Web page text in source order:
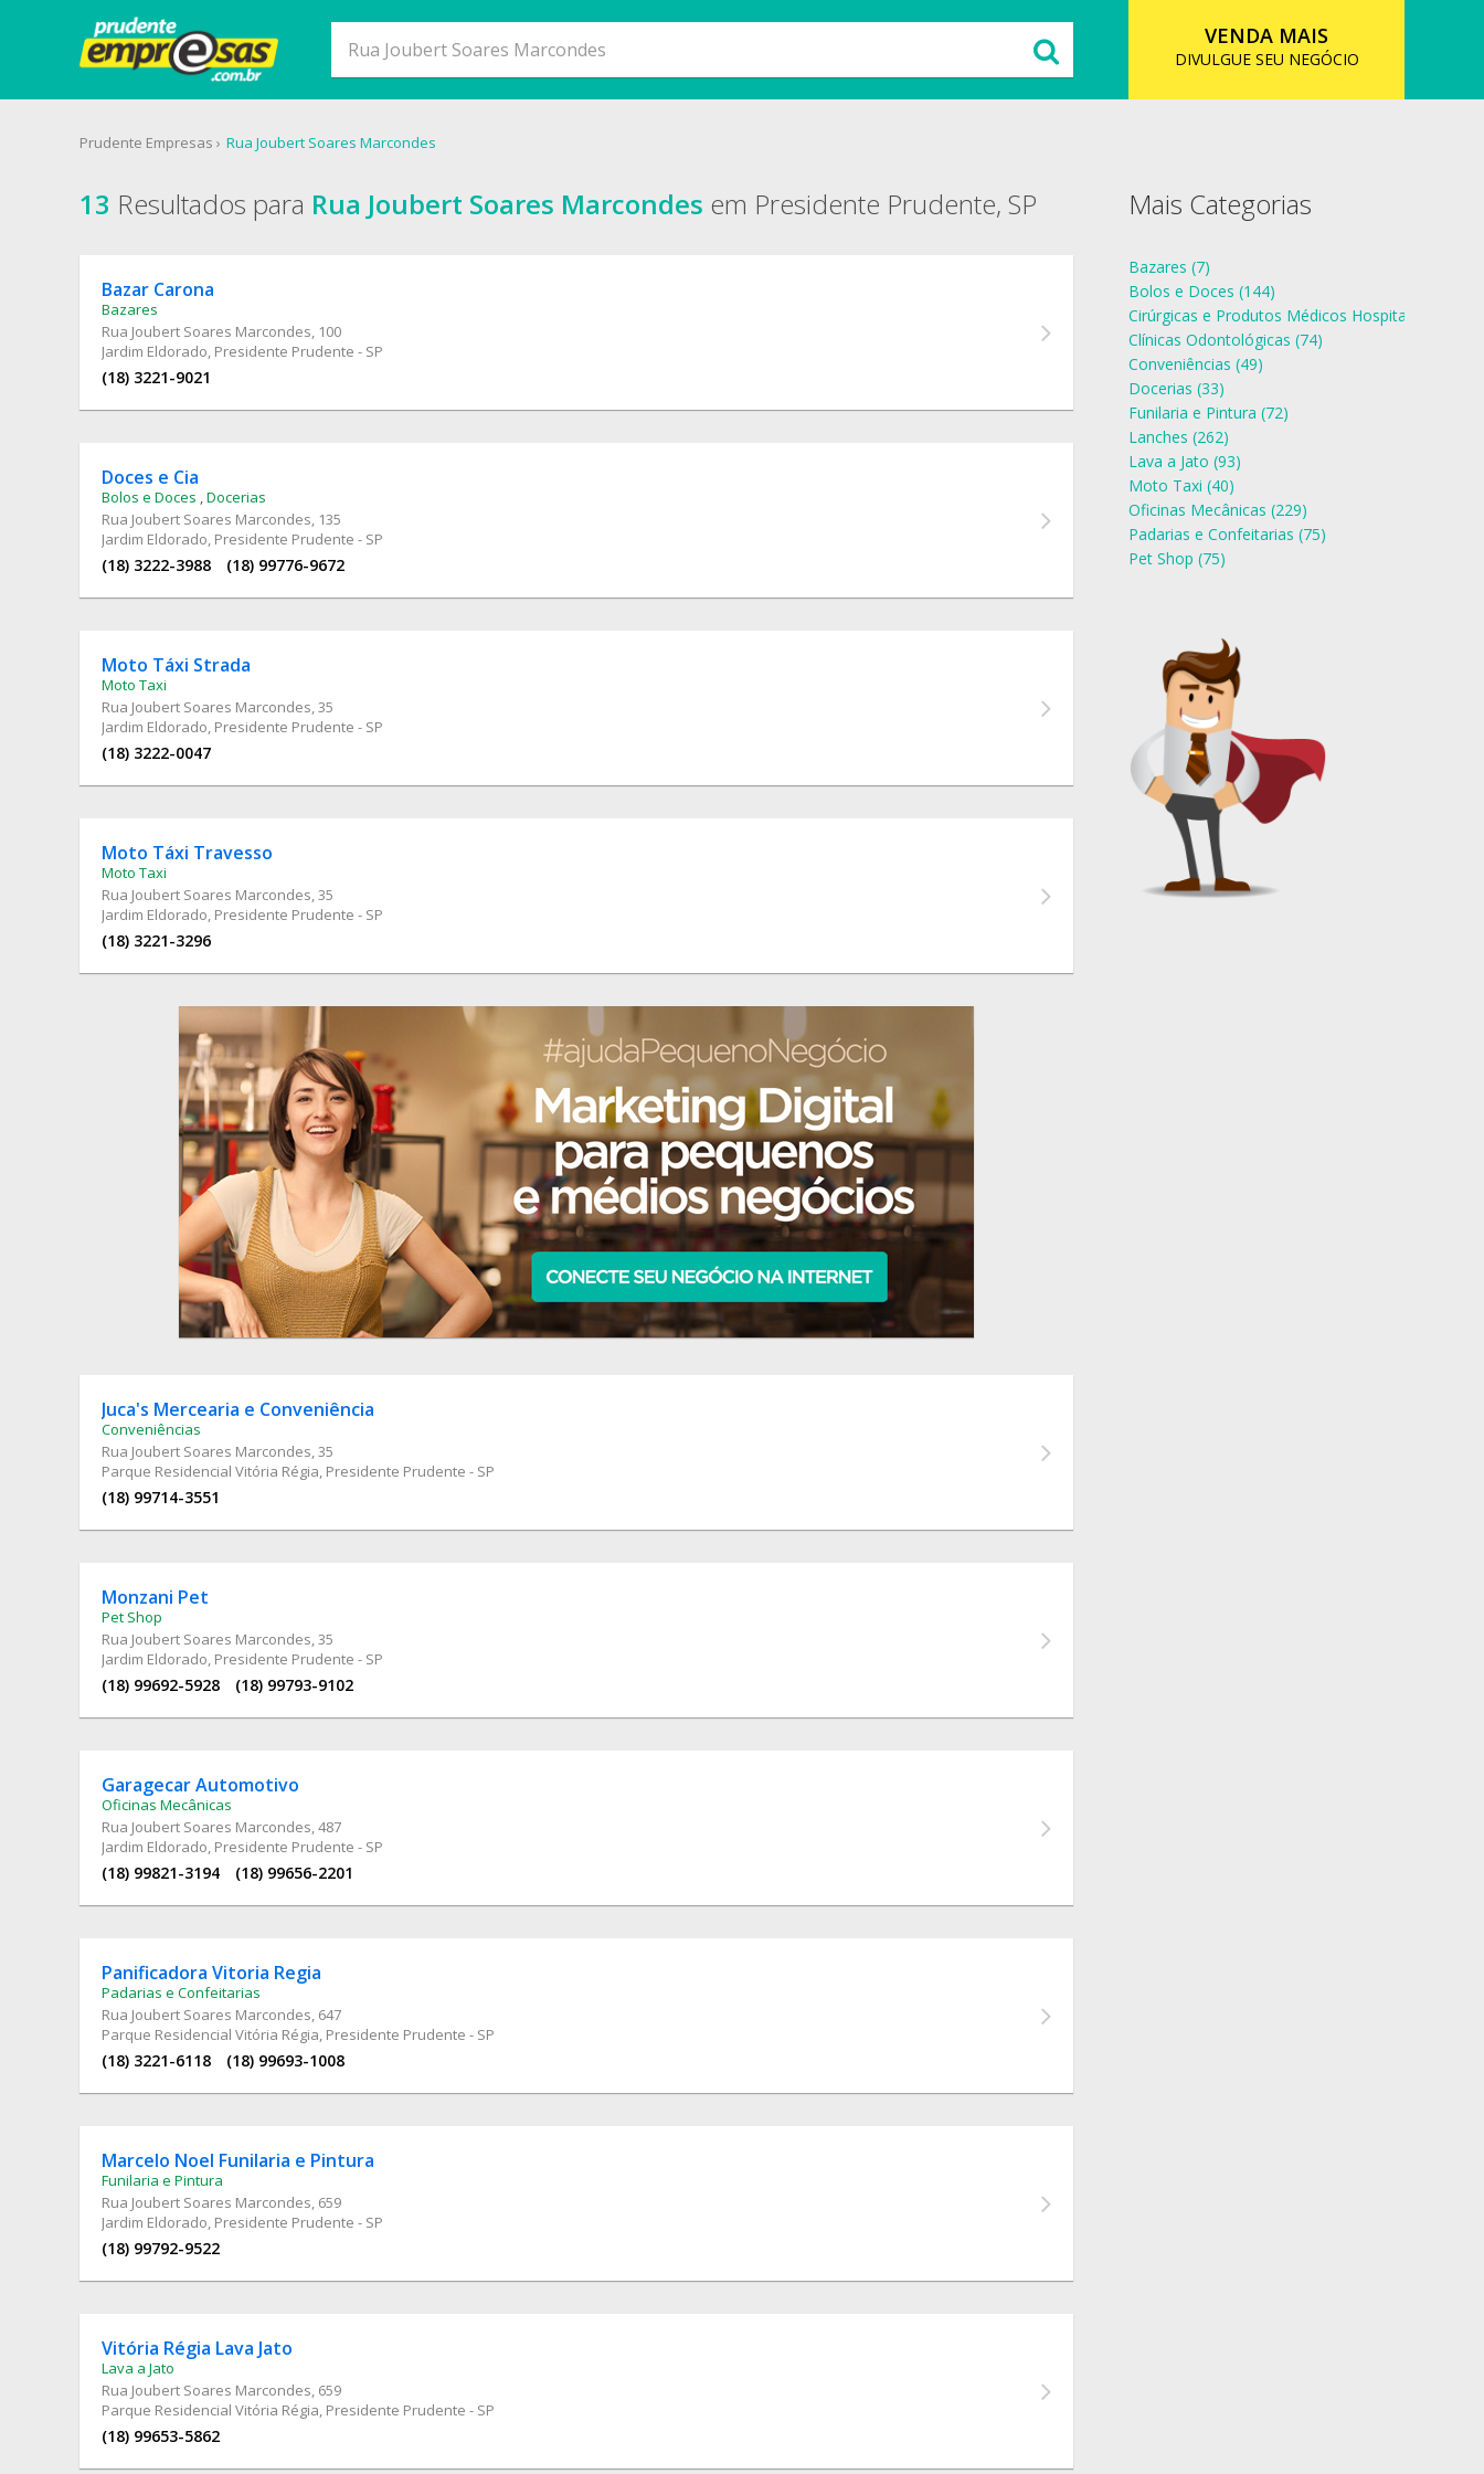
VENDA MAIS
DIVULGUE SEU NEGÓCIO
Prudente Empresas Rua Joubert Soares Marcondes
13 Resultados para Rua Joubert Soares Marcondes em Presidente Prudente, SP
Bazar Carona
Bazares
Rua Joubert Soares Marcondes, 100
Jardim Eldorado, Presidente Prudente - SP
(18) 3221-9021
Doces e Cia
Bolos e Doces ,Docerias
Rua Joubert Soares Marcondes, 135
Jardim Eldorado, Presidente Prudente - SP
(18) 3222-3988 (18) 99776-9672
Moto Táxi Strada
Moto Taxi
Rua Joubert Soares Marcondes, 35
Jardim Eldorado, Presidente Prudente - SP
(18) 3222-0047
Moto Táxi Travesso
Moto Taxi
Rua Joubert Soares Marcondes, 35
Jardim Eldorado, Presidente Prudente - SP
(18) 3221-3296
Juca's Mercearia e Conveniência
Conveniências
Rua Joubert Soares Marcondes, 35
Parque Residencial Vitória Régia, Presidente Prudente - SP
(18) 99714-3551
Monzani Pet
Pet Shop
Rua Joubert Soares Marcondes, 35
Jardim Eldorado, Presidente Prudente - SP
(18) 99692-5928 (18) 99793-9102
Garagecar Automotivo
Oficinas Mecânicas
Rua Joubert Soares Marcondes, 487
Jardim Eldorado, Presidente Prudente - SP
(18) 99821-3194 (18) 99656-2201
Panificadora Vitoria Regia
Padarias e Confeitarias
Rua Joubert Soares Marcondes, 647
Parque Residencial Vitória Régia, Presidente Prudente - SP
(18) 3221-6118 (18) 99693-1008
Marcelo Noel Funilaria e Pintura
Funilaria e Pintura
Rua Joubert Soares Marcondes, 659
Jardim Eldorado, Presidente Prudente - SP
(18) 99792-9522
Vitória Régia Lava Jato
Lava a Jato
Rua Joubert Soares Marcondes, 659
Parque Residencial Vitória Régia, Presidente Prudente - SP
(18) 99653-5862
Mais Categorias
Bazares (7)
Bolos e Doces (144)
Cirúrgicas e Produtos Médicos Hospitalares (19)
Clínicas Odontológicas (74)
Conveniências (49)
Docerias (33)
Funilaria e Pintura (72)
Lanches (262)
Lava a Jato (93)
Moto Taxi (40)
Oficinas Mecânicas (229)
Padarias e Confeitarias (75)
Pet Shop (75)